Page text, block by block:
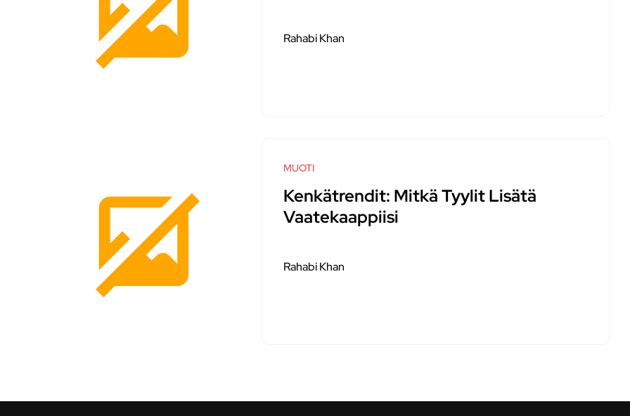
Rahabi Khan
MUOTI
Kenkätrendit: Mitkä Tyylit Lisätä
Vaatekaappiisi
Rahabi Khan